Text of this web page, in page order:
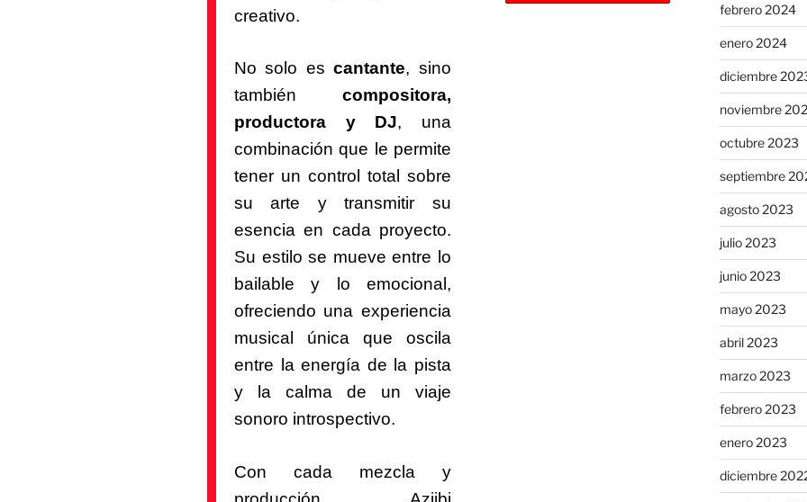
creativo.
No solo escantante, sino
también compositora,
productora y DJ, una
combinación que le permite
tener un control total sobre
su arte y transmitir su
esencia en cada proyecto.
Su estilo se mueve entre lo
bailable y lo emocional,
ofreciendo una experiencia
musical única que oscila
entre la energía de la pista
y la calma de un viaje
sonoro introspectivo.
Con cada mezcla y
febrero 2024
enero 2024
diciembre
noviembre
octubre 2023
septiembre
agosto 2023
julio 2023
junio 2023
mayo 2023
abril 2023
marzo 2023
febrero 2023
enero 2023
diciembre